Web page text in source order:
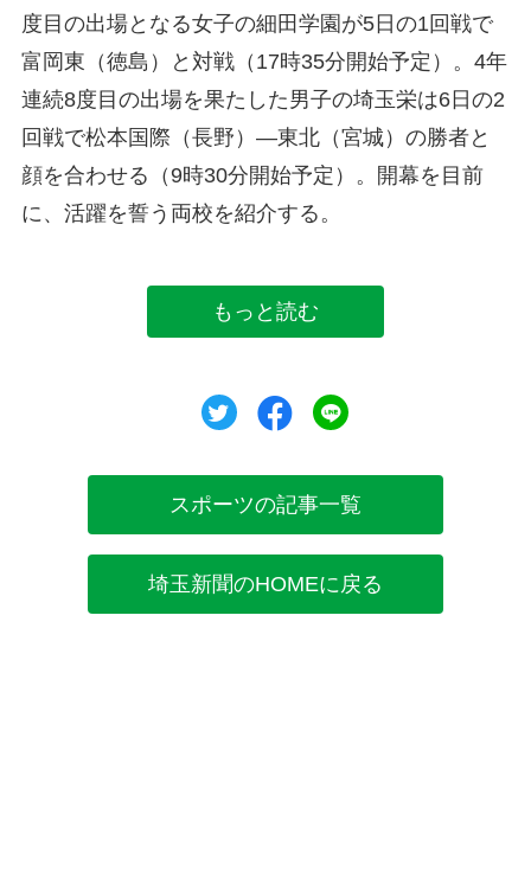
度目の出場となる女子の細田学園が5日の1回戦で
富岡東（徳島）と対戦（17時35分開始予定）。4年
連続8度目の出場を果たした男子の埼玉栄は6日の2
回戦で松本国際（長野）―東北（宮城）の勝者と
顔を合わせる（9時30分開始予定）。開幕を目前
に、活躍を誓う両校を紹介する。
もっと読む
ツイートシェア
スポーツの記事一覧
埼玉新聞のHOMEに戻る